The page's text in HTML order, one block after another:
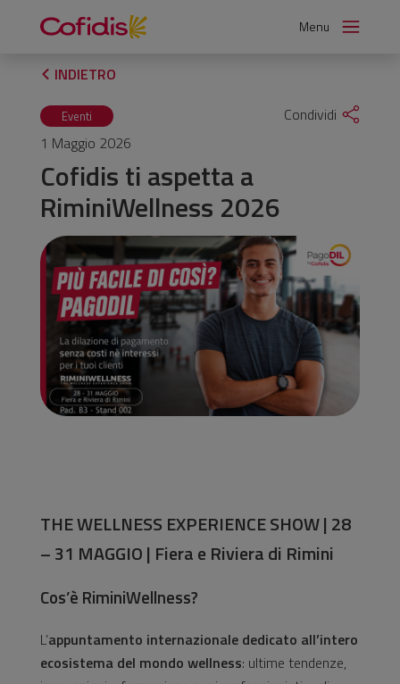
Menu
INDIETRO
Eventi
1 Maggio 2026
Condividi
Cofidis ti aspetta a
RiminiWellness 2026
THE WELLNESS EXPERIENCE SHOW | 28
– 31 MAGGIO | Fiera e Riviera di Rimini
Cos’è RiminiWellness?
L’appuntamento internazionale dedicato all’intero
ecosistema del mondo wellness: ultime tendenze,